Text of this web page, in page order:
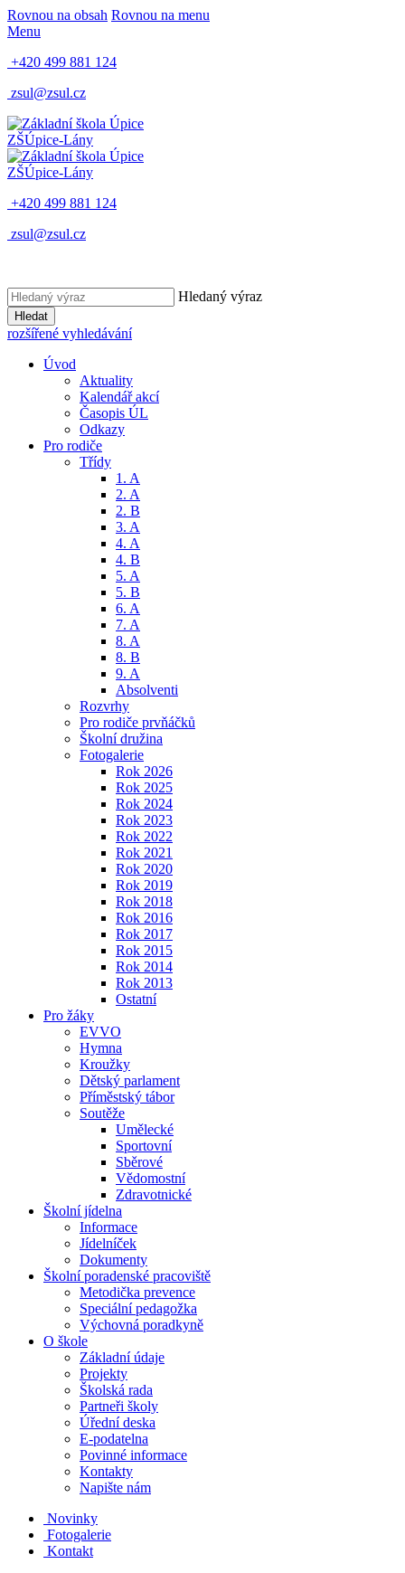
Rovnou na obsah Rovnou na menu
Menu
+420 499 881 124
zsul@zsul.cz
ZŠÚpice-Lány
ZŠÚpice-Lány
+420 499 881 124
zsul@zsul.cz
Hledaný výraz
Hledat
rozšířené vyhledávání
Úvod
Aktuality
Kalendář akcí
Časopis ÚL
Odkazy
Pro rodiče
Třídy
1. A
2. A
2. B
3. A
4. A
4. B
5. A
5. B
6. A
7. A
8. A
8. B
9. A
Absolventi
Rozvrhy
Pro rodiče prvňáčků
Školní družina
Fotogalerie
Rok 2026
Rok 2025
Rok 2024
Rok 2023
Rok 2022
Rok 2021
Rok 2020
Rok 2019
Rok 2018
Rok 2016
Rok 2017
Rok 2015
Rok 2014
Rok 2013
Ostatní
Pro žáky
EVVO
Hymna
Kroužky
Dětský parlament
Příměstský tábor
Soutěže
Umělecké
Sportovní
Sběrové
Vědomostní
Zdravotnické
Školní jídelna
Informace
Jídelníček
Dokumenty
Školní poradenské pracoviště
Metodička prevence
Speciální pedagožka
Výchovná poradkyně
O škole
Základní údaje
Projekty
Školská rada
Partneři školy
Úřední deska
E-podatelna
Povinné informace
Kontakty
Napište nám
Novinky
Fotogalerie
Kontakt